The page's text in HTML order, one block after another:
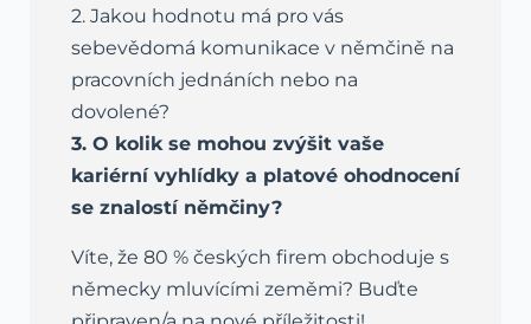
2. Jakou hodnotu má pro vás
sebevědomá komunikace v němčině na
pracovních jednáních nebo na
dovolené?
3. O kolik se mohou zvýšit vaše
kariérní vyhlídky a platové ohodnocení
se znalostí němčiny?
Víte, že 80 % českých firem obchoduje s
německy mluvícími zeměmi? Buďte